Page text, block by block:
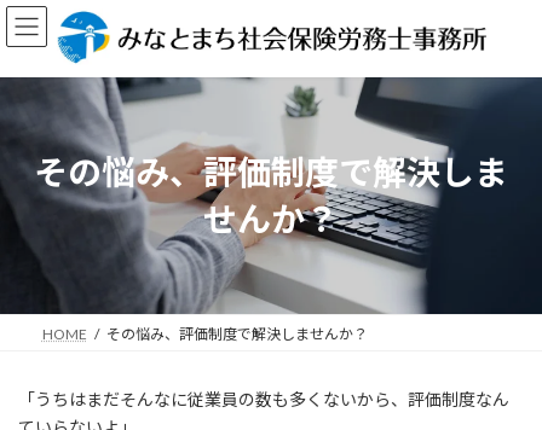
コ
ン
ン
ツ
ッ
ナ
ビ
ー
シ
移
その悩み、評価制度で解決しま
せんか？
HOME その悩み、評価制度で解決しませんか？
「うちはまだそんなに従業員の数も多くないから、評価制度なん